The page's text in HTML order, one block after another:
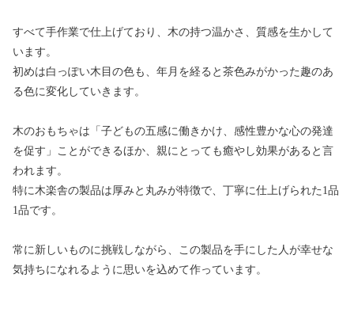
すべて手作業で仕上げており、木の持つ温かさ、質感を生かして
います。
初めは白っぽい木目の色も、年月を経ると茶色みがかった趣のあ
る色に変化していきます。
木のおもちゃは「子どもの五感に働きかけ、感性豊かな心の発達
を促す」ことができるほか、親にとっても癒やし効果があると言
われます。
特に木楽舎の製品は厚みと丸みが特徴で、丁寧に仕上げられた1品
1品です。
常に新しいものに挑戦しながら、この製品を手にした人が幸せな
気持ちになれるように思いを込めて作っています。